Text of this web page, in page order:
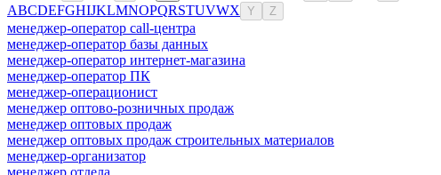
ABCDEFGHIJKLMNOPQRSTUVWX Y Z
менеджер-оператор call-центра
менеджер-оператор базы данных
менеджер-оператор интернет-магазина
менеджер-оператор ПК
менеджер-операционист
менеджер оптово-розничных продаж
менеджер оптовых продаж
менеджер оптовых продаж строительных материалов
менеджер-организатор
менеджер отдела